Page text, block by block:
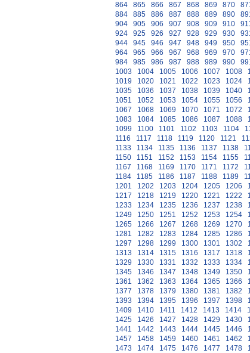
864
865 866 867 868 869 870
884
885 886 887 888 889 890
904
905 906 907 908 909 910
924
925 926 927 928 929 930
944
945 946 947 948 949 950
964
965 966 967 968 969 970
984
985 986 987 988 989 990
1003
1004 1005 1006 1007 1008
1019
1020 1021 1022 1023 1024
1035
1036 1037 1038 1039 1040
1051
1052 1053 1054 1055 1056
1067
1068 1069 1070 1071 1072
1083
1084 1085 1086 1087 1088
1099
1100 1101 1102 1103 1104
1116
1117 1118 1119 1120 1121
1133
1134 1135 1136 1137 1138
1150
1151 1152 1153 1154 1155
1167
1168 1169 1170 1171 1172
1184
1185 1186 1187 1188 1189
1201
1202 1203 1204 1205 1206
1217
1218 1219 1220 1221 1222
1233
1234 1235 1236 1237 1238
1249
1250 1251 1252 1253 1254
1265
1266 1267 1268 1269 1270
1281
1282 1283 1284 1285 1286
1297
1298 1299 1300 1301 1302
1313
1314 1315 1316 1317 1318
1329
1330 1331 1332 1333 1334
1345
1346 1347 1348 1349 1350
1361
1362 1363 1364 1365 1366
1377
1378 1379 1380 1381 1382
1393
1394 1395 1396 1397 1398
1409
1410 1411 1412 1413 1414
1425
1426 1427 1428 1429 1430
1441
1442 1443 1444 1445 1446
1457
1458 1459 1460 1461 1462
1473
1474 1475 1476 1477 1478